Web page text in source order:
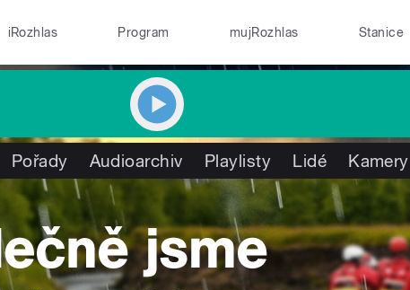
iRozhlas Program mujRozhlas Stanice
Pořady Audioarchiv Playlisty Lidé Kamery